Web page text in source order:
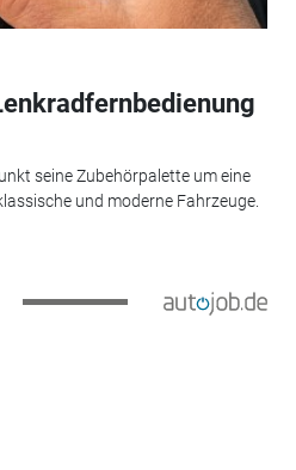
seine Zubehörpalette um eine
und moderne Fahrzeuge.